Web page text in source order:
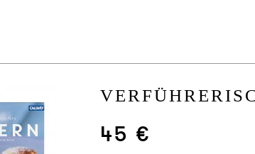
45 €